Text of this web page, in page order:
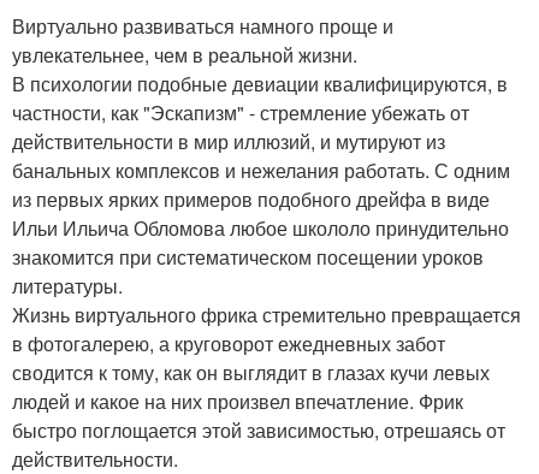
Виртуально развиваться намного проще и
увлекательнее, чем в реальной жизни.
В психологии подобные девиации квалифицируются, в
частности, как "Эскапизм" - стремление убежать от
действительности в мир иллюзий, и мутируют из
банальных комплексов и нежелания работать. С одним
из первых ярких примеров подобного дрейфа в виде
Ильи Ильича Обломова любое школоло принудительно
знакомится при систематическом посещении уроков
литературы.
Жизнь виртуального фрика стремительно превращается
в фотогалерею, а круговорот ежедневных забот
сводится к тому, как он выглядит в глазах кучи левых
людей и какое на них произвел впечатление. Фрик
быстро поглощается этой зависимостью, отрешаясь от
действительности.